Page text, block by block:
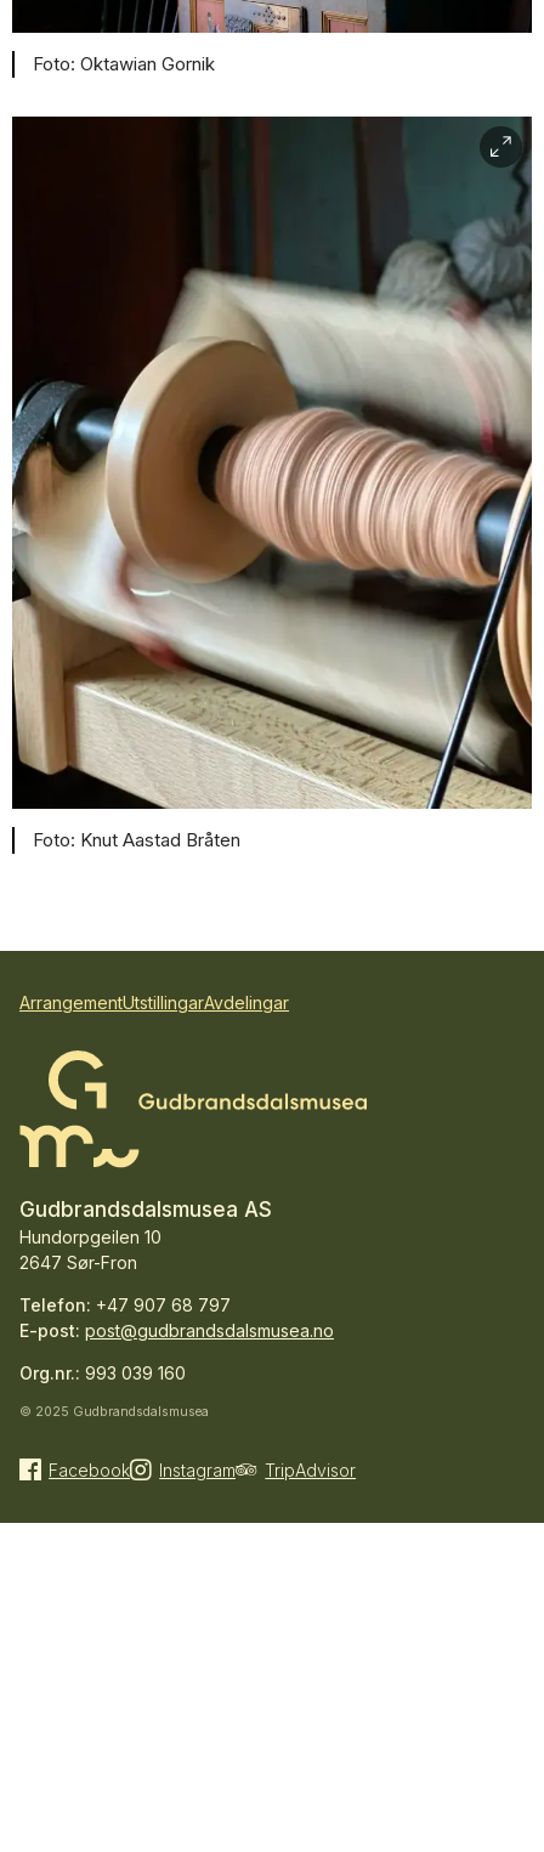
Oktawian Gornik
Knut Aastad Bråten
ArrangementUtstillingarAvdelingar
Gudbrandsdalsmusea AS
Hundorpgeilen 10
2647 Sør-Fron
Telefon: +47 907 68 797
E-post: post@gudbrandsdalsmusea.no
Org.nr.: 993 039 160
© 2025 Gudbrandsdalsmusea
Facebook Instagram TripAdvisor